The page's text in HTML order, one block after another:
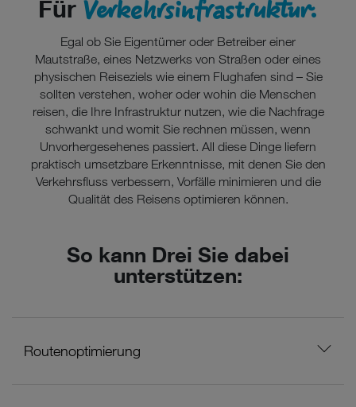
Für Verkehrsinfrastruktur.
Egal ob Sie Eigentümer oder Betreiber einer
Mautstraße, eines Netzwerks von Straßen oder eines
physischen Reiseziels wie einem Flughafen sind – Sie
sollten verstehen, woher oder wohin die Menschen
reisen, die Ihre Infrastruktur nutzen, wie die Nachfrage
schwankt und womit Sie rechnen müssen, wenn
Unvorhergesehenes passiert. All diese Dinge liefern
praktisch umsetzbare Erkenntnisse, mit denen Sie den
Verkehrsfluss verbessern, Vorfälle minimieren und die
Qualität des Reisens optimieren können.
So kann Drei Sie dabei
unterstützen:
Routenoptimierung